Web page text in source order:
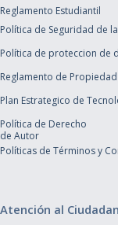
Reglamento Estudiantil
Política de Seguridad de
Política de proteccion de
Reglamento de
Plan Estrategico de
Política de Derecho
de Autor
Políticas de Términos y
Atención al